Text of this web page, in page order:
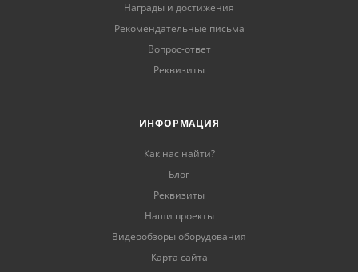
Награды и достижения
Рекомендательные письма
Вопрос-ответ
Реквизиты
ИНФОРМАЦИЯ
Как нас найти?
Блог
Реквизиты
Наши проекты
Видеообзоры оборудования
Карта сайта